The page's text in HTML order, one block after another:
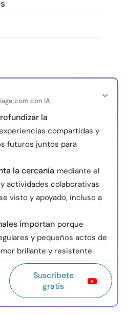
los derechos reservados.
con IA
la
compartidas y
futuros juntos para
la cercanía mediante el
actividades colaborativas
visto y apoyado, incluso a
importan porque
y pequeños actos de
brillante y resistente.
Suscríbete
gratis